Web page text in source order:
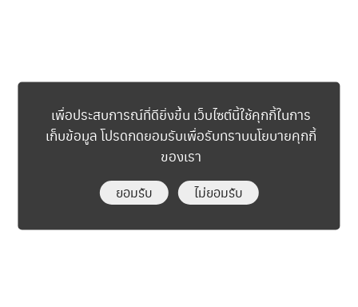
ข้อมูลจำเพาะ: NewSeiko 5 Sports x One Piece Limited Edition
ตัวเรือน : สเตนเลสสตีล
วัสดุสาย : ซิลิโคน
เส้นผ่านศูนย์กลาง : 42.5 มิลลิเมตร
ฝาหลัง : แบบขันเกลียวและโปร่งใส
ระดับการกันน้ำ : 10 บาร์
พลังงานสำรอง : 41 ชั่วโมง
เพื่อประสบการณ์ที่ดียิ่งขึ้น เว็บไซต์นี้ใช้คุกกี้ในการ
เก็บข้อมูล โปรดกดยอมรับเพื่อรับทราบนโยบายคุกกี้
ของเรา
ยอมรับ ไม่ยอมรับ